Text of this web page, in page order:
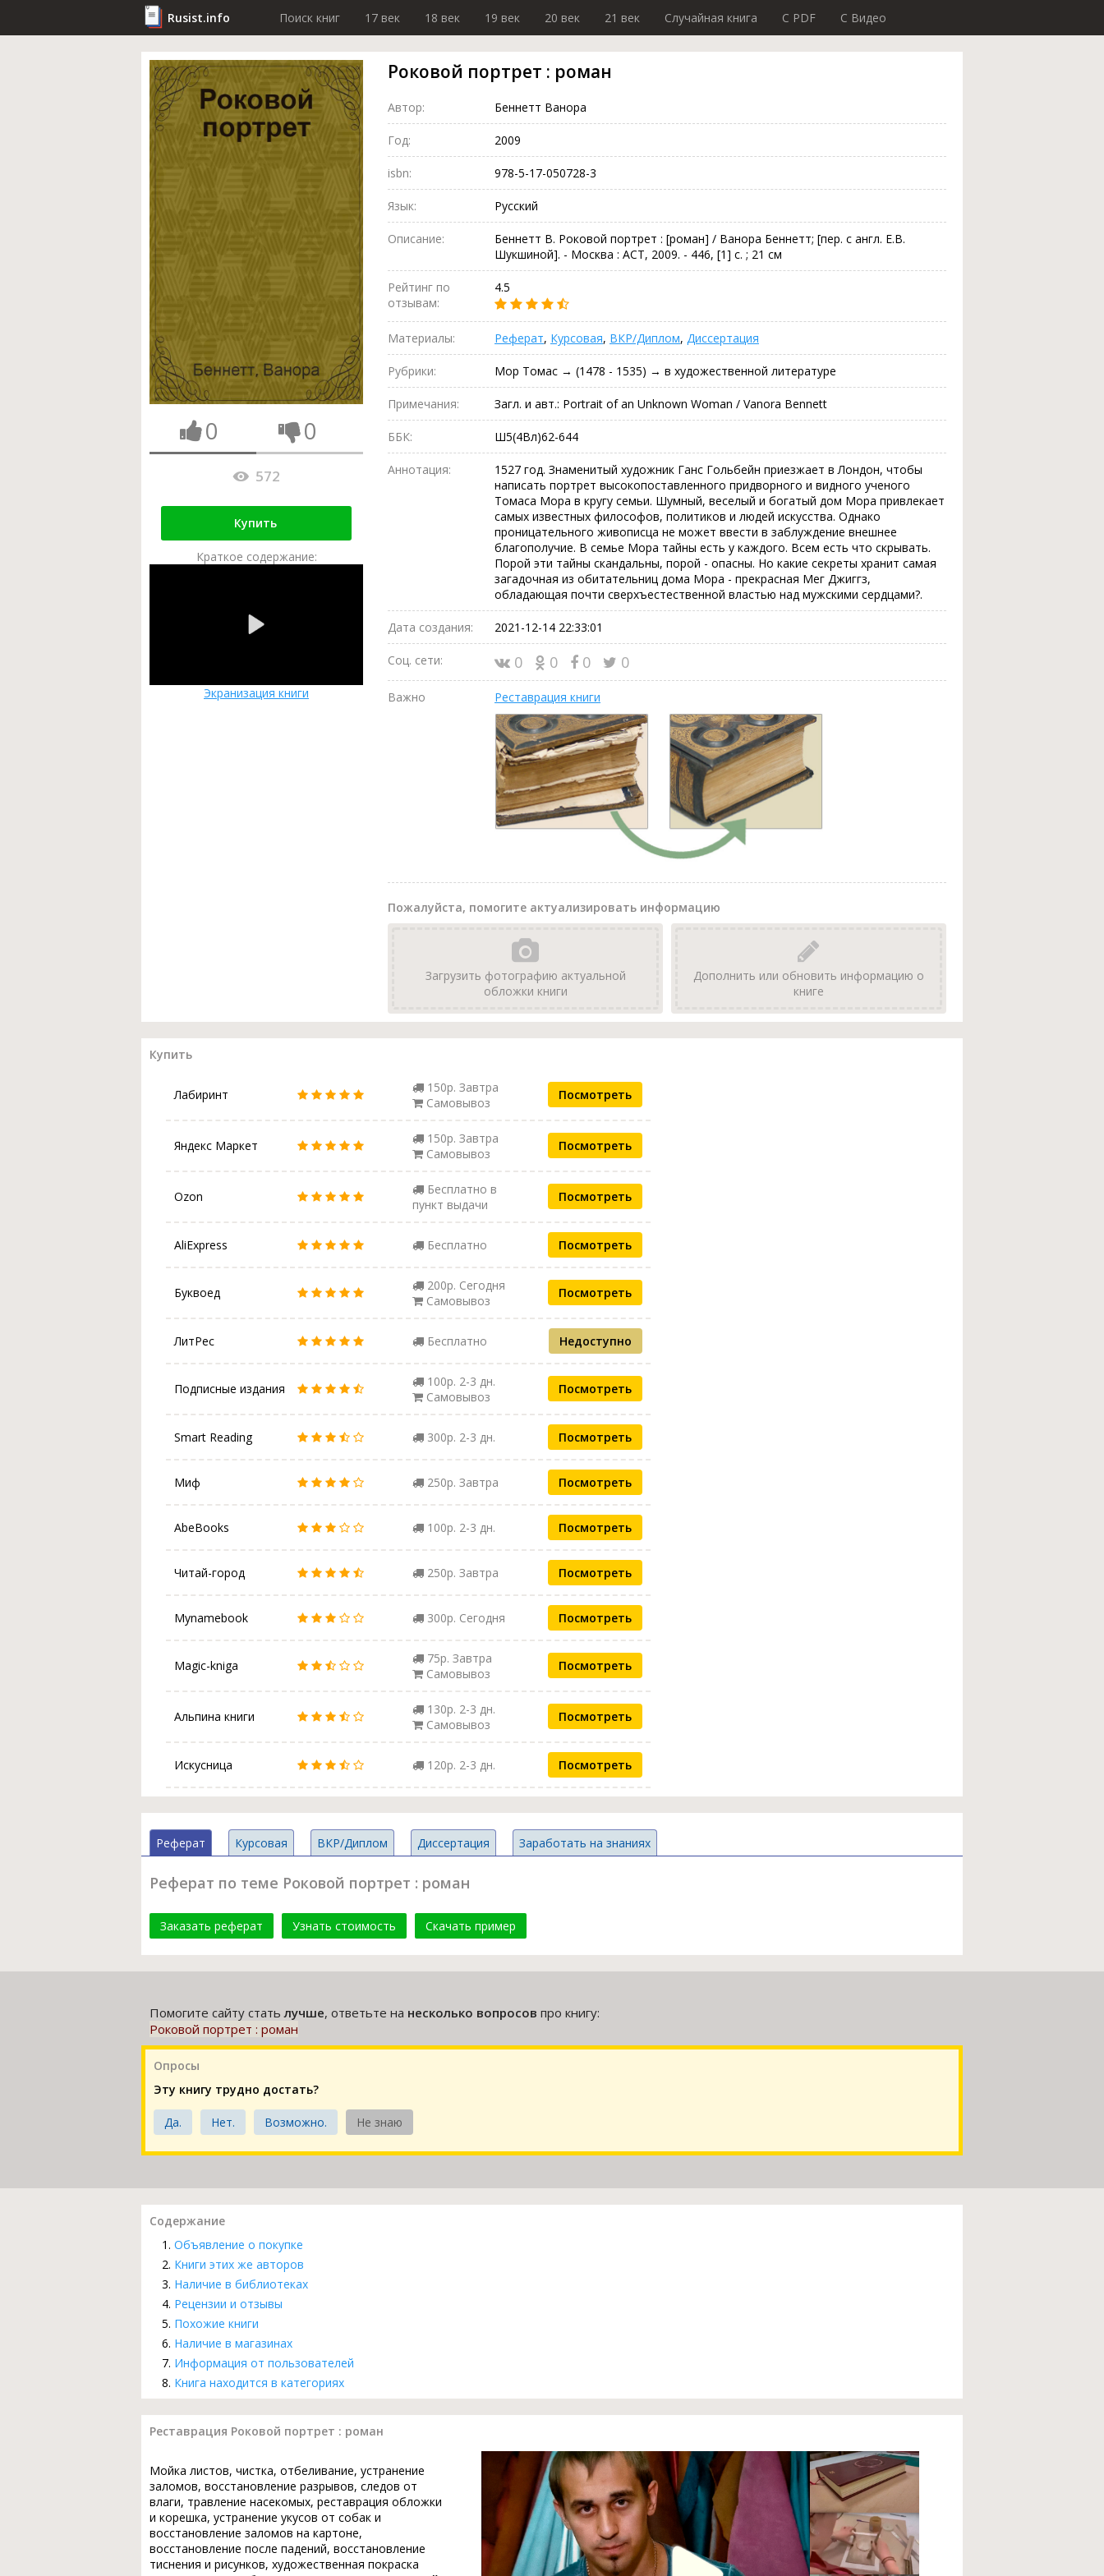
Rusist.info Поиск книг 17 век 18 век 19 век 20 век 21 век Случайная книга C PDF C Видео
0 0
572
Купить
Краткое содержание:
Экранизация книги
Роковой портрет : роман
Автор: Беннетт Ванора
Год: 2009
isbn: 978-5-17-050728-3
Язык: Русский
Описание:
Беннетт В. Роковой портрет : [роман] / Ванора Беннетт; [пер. с англ. Е.В.
Шукшиной]. - Москва : АСТ, 2009. - 446, [1] с. ; 21 см
Рейтинг по
отзывам:
4.5
Материалы: Реферат, Курсовая, ВКР/Диплом, Диссертация
Рубрики: Мор Томас → (1478 - 1535) → в художественной литературе
Примечания: Загл. и авт.: Portrait of an Unknown Woman / Vanora Bennett
ББК: Ш5(4Вл)62-644
Аннотация:
1527 год. Знаменитый художник Ганс Гольбейн приезжает в Лондон, чтобы
написать портрет высокопоставленного придворного и видного ученого
Томаса Мора в кругу семьи. Шумный, веселый и богатый дом Мора привлекает
самых известных философов, политиков и людей искусства. Однако
проницательного живописца не может ввести в заблуждение внешнее
благополучие. В семье Мора тайны есть у каждого. Всем есть что скрывать.
Порой эти тайны скандальны, порой - опасны. Но какие секреты хранит самая
загадочная из обитательниц дома Мора - прекрасная Мег Джиггз,
обладающая почти сверхъестественной властью над мужскими сердцами?.
Дата создания: 2021-12-14 22:33:01
Соц. сети: 0 0 0 0
Важно Реставрация книги
Пожалуйста, помогите актуализировать информацию
Загрузить фотографию актуальной
обложки книги
Дополнить или обновить информацию о
книге
Купить
Лабиринт
150р. Завтра
Самовывоз
Посмотреть
Яндекс Маркет
150р. Завтра
Самовывоз
Посмотреть
Ozon
Бесплатно в
пункт выдачи
Посмотреть
AliExpress Бесплатно Посмотреть
Буквоед
200р. Сегодня
Самовывоз
Посмотреть
ЛитРес Бесплатно Недоступно
Подписные издания
100р. 2-3 дн.
Самовывоз
Посмотреть
Smart Reading 300р. 2-3 дн. Посмотреть
Миф 250р. Завтра Посмотреть
AbeBooks 100р. 2-3 дн. Посмотреть
Читай-город 250р. Завтра Посмотреть
Mynamebook 300р. Сегодня Посмотреть
Magic-kniga
75р. Завтра
Самовывоз
Посмотреть
Альпина книги
130р. 2-3 дн.
Самовывоз
Посмотреть
Искусница 120р. 2-3 дн. Посмотреть
Реферат Курсовая ВКР/Диплом Диссертация Заработать на знаниях
Реферат по теме Роковой портрет : роман
Заказать реферат Узнать стоимость Скачать пример
Помогите сайту статьлучше, ответьте на несколько вопросов про книгу:
Роковой портрет : роман
Опросы
Эту книгу трудно достать?
Да. Нет. Возможно. Не знаю
Содержание
Объявление о покупке
Книги этих же авторов
Наличие в библиотеках
Рецензии и отзывы
Похожие книги
Наличие в магазинах
Информация от пользователей
Книга находится в категориях
Реставрация Роковой портрет : роман
Мойка листов, чистка, отбеливание, устранение
заломов, восстановление разрывов, следов от
влаги, травление насекомых, реставрация обложки
и корешка, устранение укусов от собак и
восстановление заломов на картоне,
восстановление после падений, восстановление
тиснения и рисунков, художественная покраска